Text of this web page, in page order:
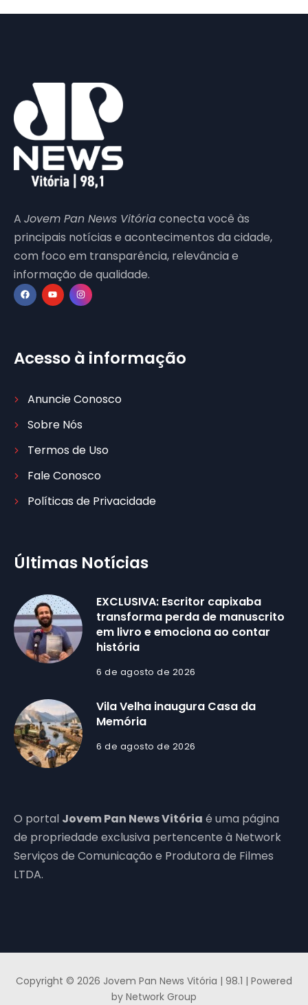
A Jovem Pan News Vitóriaconecta você às
principais notícias e acontecimentos da cidade,
com foco em transparência, relevância e
informação de qualidade.
Acesso à informação
Anuncie Conosco
Sobre Nós
Termos de Uso
Fale Conosco
Políticas de Privacidade
Últimas Notícias
EXCLUSIVA: Escritor capixaba
transforma perda de manuscrito
em livro e emociona ao contar
história
6 de agosto de 2026
Vila Velha inaugura Casa da
Memória
6 de agosto de 2026
O portal Jovem Pan News Vitória é uma página
de propriedade exclusiva pertencente à Network
Serviços de Comunicação e Produtora de Filmes
LTDA.
Copyright © 2026 Jovem Pan News Vitória | 98.1 | Powered
by Network Group